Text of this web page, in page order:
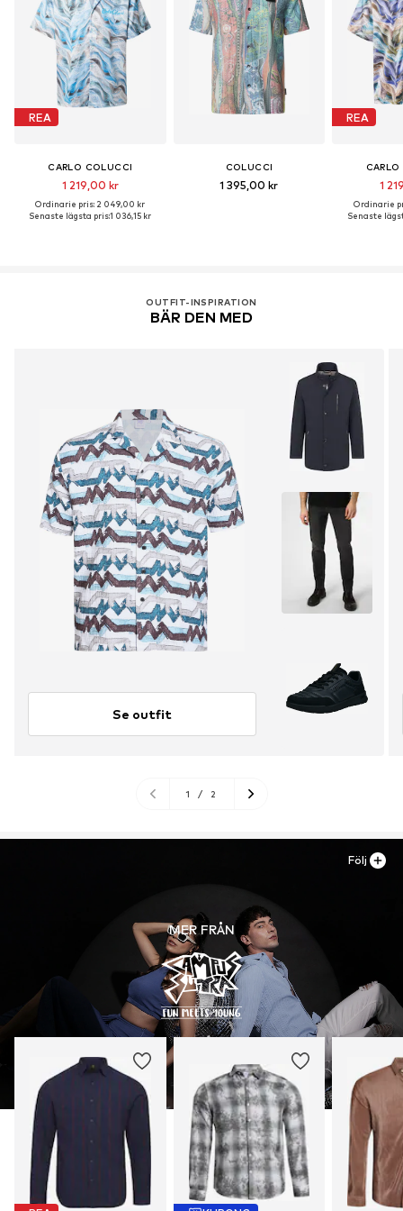
REA
CARLO COLUCCI
1 219,00 kr
Ordinarie pris: 2 049,00 kr
Senaste lägsta pris:1 036,15 kr
COLUCCI
1 395,00 kr
REA
1
Ordinarie
Senaste
OUTFIT-INSPIRATION
BÄR DEN MED
Se outfit
1 / 2
MER FRÅN
Följ